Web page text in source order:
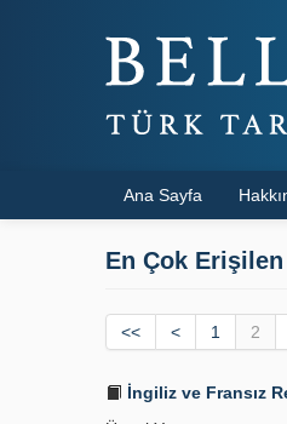
Ana Sayfa
En Çok
<< < 1 2
İngiliz ve Fransız